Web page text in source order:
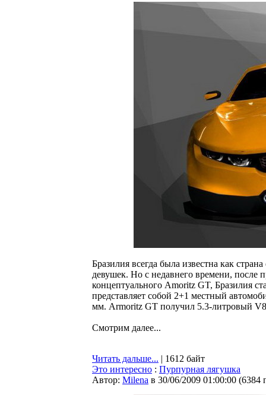
Бразилия всегда была известна как
девушек. Но с недавнего времени, после
концептуального Amoritz GT, Бразилия
представляет собой 2+1 местный
мм. Armoritz GT получил 5.3-литровый V8
Смотрим далее...
Читать дальше... | 1612 байт
Это интересно : Пурпурная лягушка
Автор: Milena в 30/06/2009 01:00:00 (6384